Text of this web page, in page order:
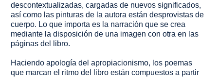
descontextualizadas, cargadas de nuevos significados,
así como las pinturas de la autora están desprovistas de
cuerpo. Lo que importa es la narración que se crea
mediante la disposición de una imagen con otra en las
páginas del libro.
Haciendo apología del apropiacionismo, los poemas
que marcan el ritmo del libro están compuestos a partir